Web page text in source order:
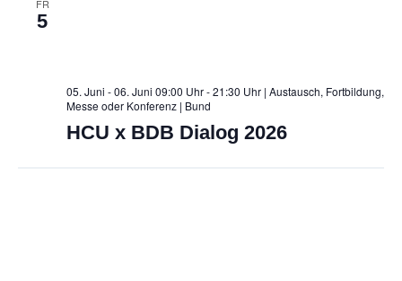
FR
5
05. Juni - 06. Juni 09:00 Uhr - 21:30 Uhr | Austausch, Fortbildung,
Messe oder Konferenz | Bund
HCU x BDB Dialog 2026